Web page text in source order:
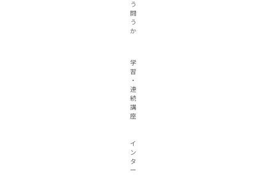
う
闘
う
か
学
習
・
連
続
講
座
イ
ン
タ
ー